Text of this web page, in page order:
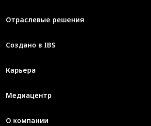
Отраслевые решения
Создано в IBS
Карьера
Медиацентр
О компании